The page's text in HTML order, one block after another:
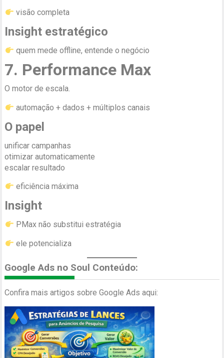
visão completa
Insight estratégico
quem mede offline, entende o negócio
7. Performance Max
O motor de escala.
automação + dados + múltiplos canais
O papel
unificar campanhas
otimizar automaticamente
escalar resultado
eficiência máxima
Insight
PMax não substitui estratégia
ele potencializa
Google Ads no Soul Conteúdo:
Confira mais artigos sobre Google Ads aqui: